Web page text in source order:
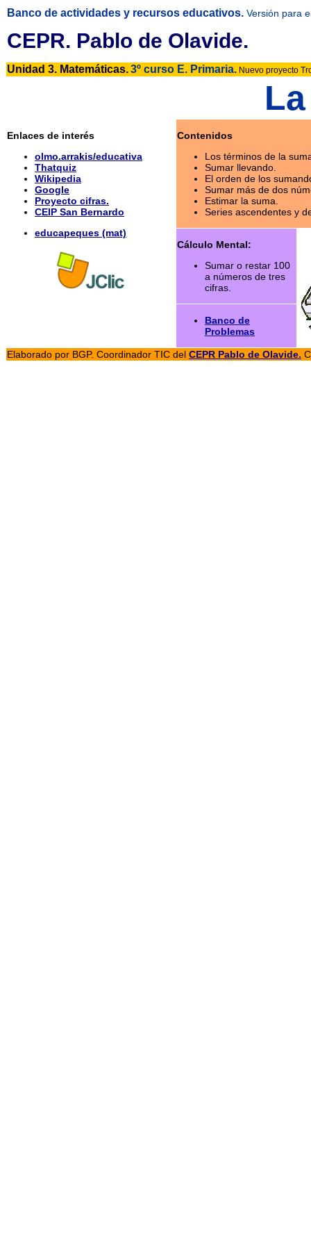
Banco de actividades y recursos educativos. Versión para
CEPR. Pablo de Olavide.
Unidad 3. Matemáticas.3º curso E. Primaria. Nuevo proyecto
Enlaces de interés
olmo.arrakis/educativa
Thatquiz
Wikipedia
Google
Proyecto cifras.
CEIP San Bernardo
educapeques (mat)
Contenidos
Los términos de la
Sumar llevando.
El orden de los
Sumar más de dos
Estimar la suma.
Series ascendentes y
Cálculo Mental:
Sumar o restar 100
a números de tres
cifras.
Banco de
Problemas
Elaborado por BGP. Coordinador TIC del CEPR Pablo de Olavide.